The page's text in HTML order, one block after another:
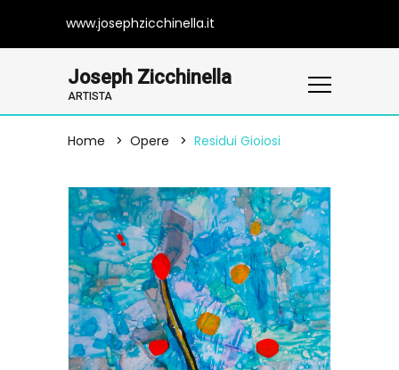
www.josephzicchinella.it
Joseph Zicchinella
ARTISTA
Home Opere Residui Gioiosi